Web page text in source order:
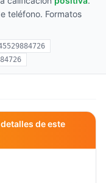
teléfono. Formatos
de este